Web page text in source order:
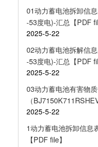
01动力蓄电池拆卸信
-53度电)-汇总【PDF
2025-5-22
02动力蓄电池拆解信
-53度电)-汇总【PDF
2025-5-22
03动力蓄电池有害物
（
2025-5-22
1动力蓄电池拆卸信息
【PDF file】